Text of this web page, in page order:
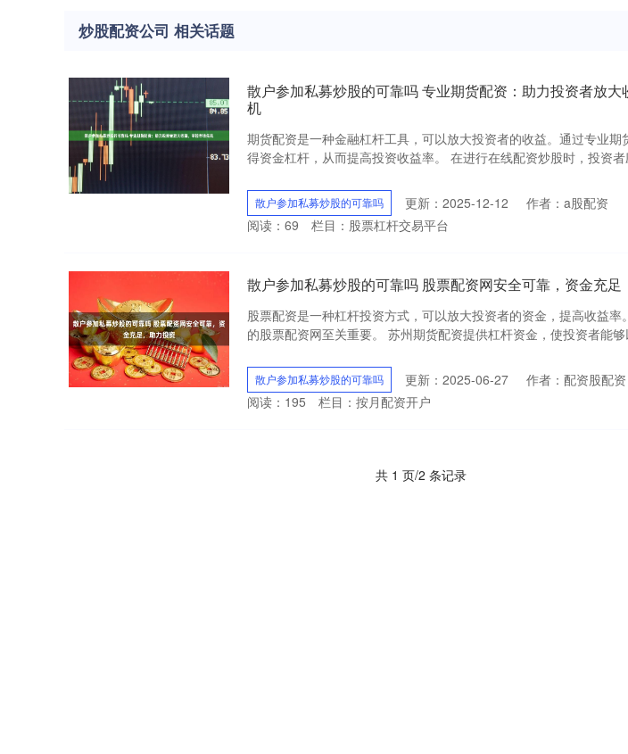
炒股配资公司 相关话题
散户参加私募炒股的可靠吗 专业期货配资：助力投资者放大
机
期货配资是一种金融杠杆工具，可以放大投资者的收益。通过专业
得资金杠杆，从而提高投资收益率。 在进行在线配资炒股时，投资
散户参加私募炒股的可靠吗 更新：2025-12-12
作者：a股配资
阅读： 69 栏目： 股票杠杆交易平台
散户参加私募炒股的可靠吗 股票配资网安全可靠，资金充足
股票配资是一种杠杆投资方式，可以放大投资者的资金，提高收益
的股票配资网至关重要。 苏州期货配资提供杠杆资金，使投资者能
散户参加私募炒股的可靠吗 更新：2025-06-27
作者：配资股配资
阅读： 195 栏目： 按月配资开户
共 1 页/2 条记录